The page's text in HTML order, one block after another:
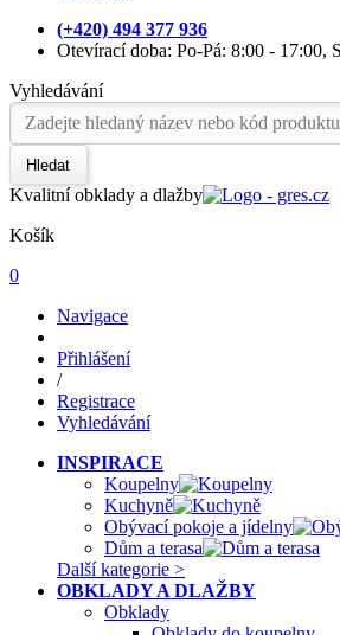
(+420) 494 377 936
Otevírací doba: Po-Pá: 8:00 - 17:00,
Vyhledávání
Hledat
Kvalitní obklady a dlažby
Košík
0
Navigace
Přihlášení
/
Registrace
Vyhledávání
INSPIRACE
Koupelny
Kuchyně
Obývací pokoje a jídelny
Dům a terasa
Další kategorie >
OBKLADY A DLAŽBY
Obklady